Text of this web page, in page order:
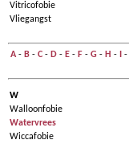
Vitricofobie
Vliegangst
A- B- C- D- E- F - G- H - -
W
Walloonfobie
Watervrees
Wiccafobie